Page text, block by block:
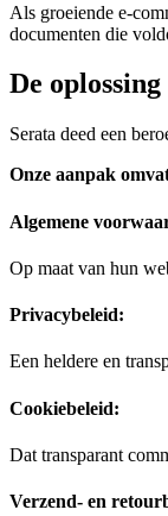
Als groeiende e-
documenten die
De oplossing
Serata deed een
Onze aanpak
Algemene
Op maat van hun
Privacybeleid:
Een heldere en
Cookiebeleid:
Dat transparant
Verzend- en